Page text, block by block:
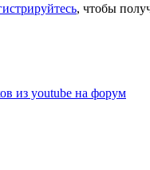
, чтобы
из youtube на форум